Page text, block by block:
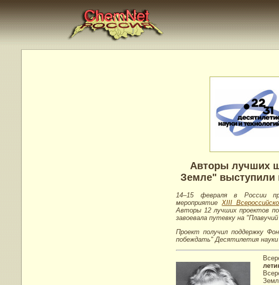
Авторы лучших
Земле" выступили
14–15 февраля в России
мероприятиеXIII
Авторы 12 лучших проектов
завоевала путевку на
Проект получил поддержку
побеждать" Десятилетия науки